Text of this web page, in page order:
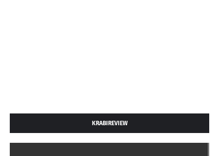
KRABIREVIEW